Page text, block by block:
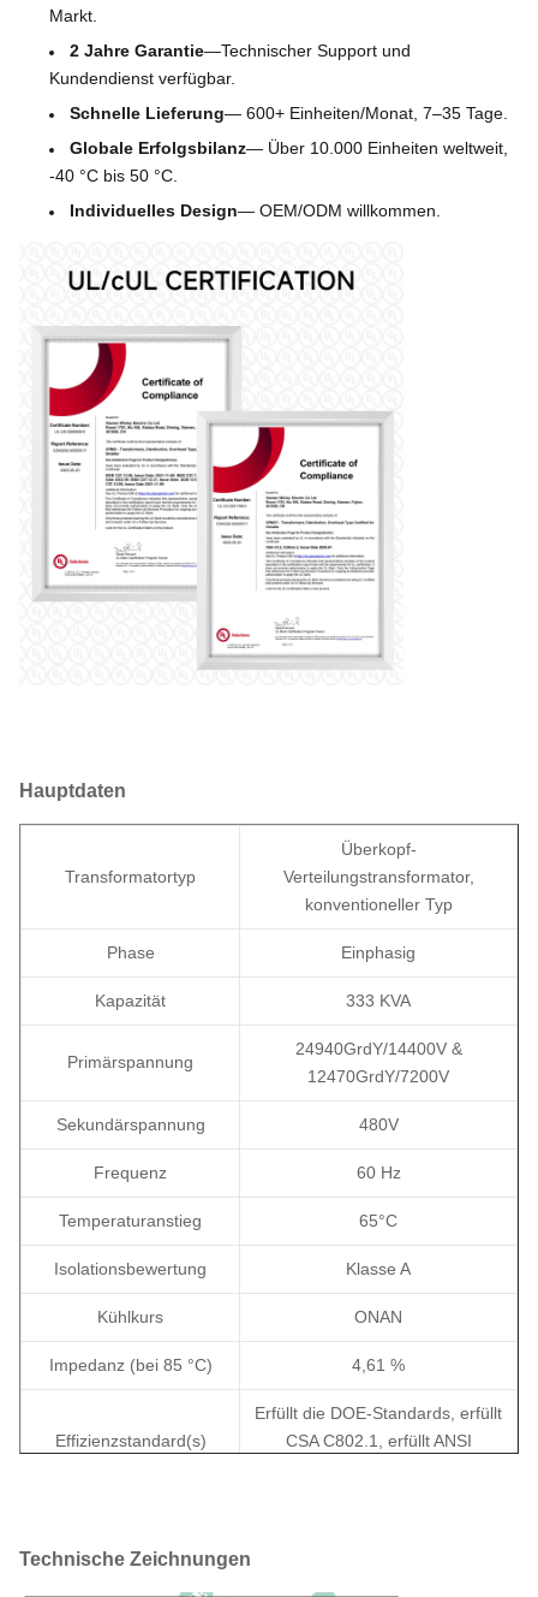
Markt.
2 Jahre Garantie—Technischer Support und
Kundendienst verfügbar.
Schnelle Lieferung— 600+ Einheiten/Monat, 7–35 Tage.
Globale Erfolgsbilanz— Über 10.000 Einheiten weltweit,
-40 °C bis 50 °C.
Individuelles Design— OEM/ODM willkommen.
Hauptdaten
Transformatortyp
Überkopf-
Verteilungstransformator,
konventioneller Typ
Phase Einphasig
Kapazität 333 KVA
Primärspannung
24940GrdY/14400V &
12470GrdY/7200V
Sekundärspannung 480V
Frequenz 60 Hz
Temperaturanstieg 65°C
Isolationsbewertung Klasse A
Kühlkurs ONAN
Impedanz (bei 85 °C) 4,61 %
Effizienzstandard(s)
Erfüllt die DOE-Standards, erfüllt
CSA C802.1, erfüllt ANSI
Abmessungen (H×T×B)
Technische Zeichnungen